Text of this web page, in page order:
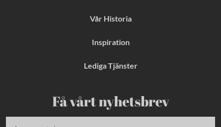
Vår Historia
Inspiration
Lediga Tjänster
Få vårt nyhetsbrev